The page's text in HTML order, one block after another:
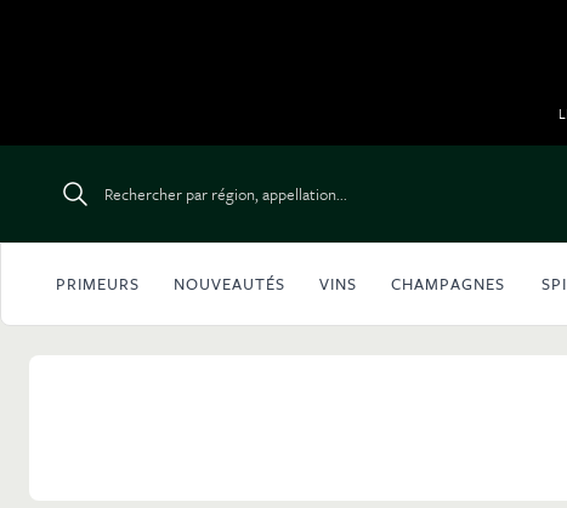
Rechercher par région, appellation...
PRIMEURS NOUVEAUTÉS VINS CHAMPAGNES